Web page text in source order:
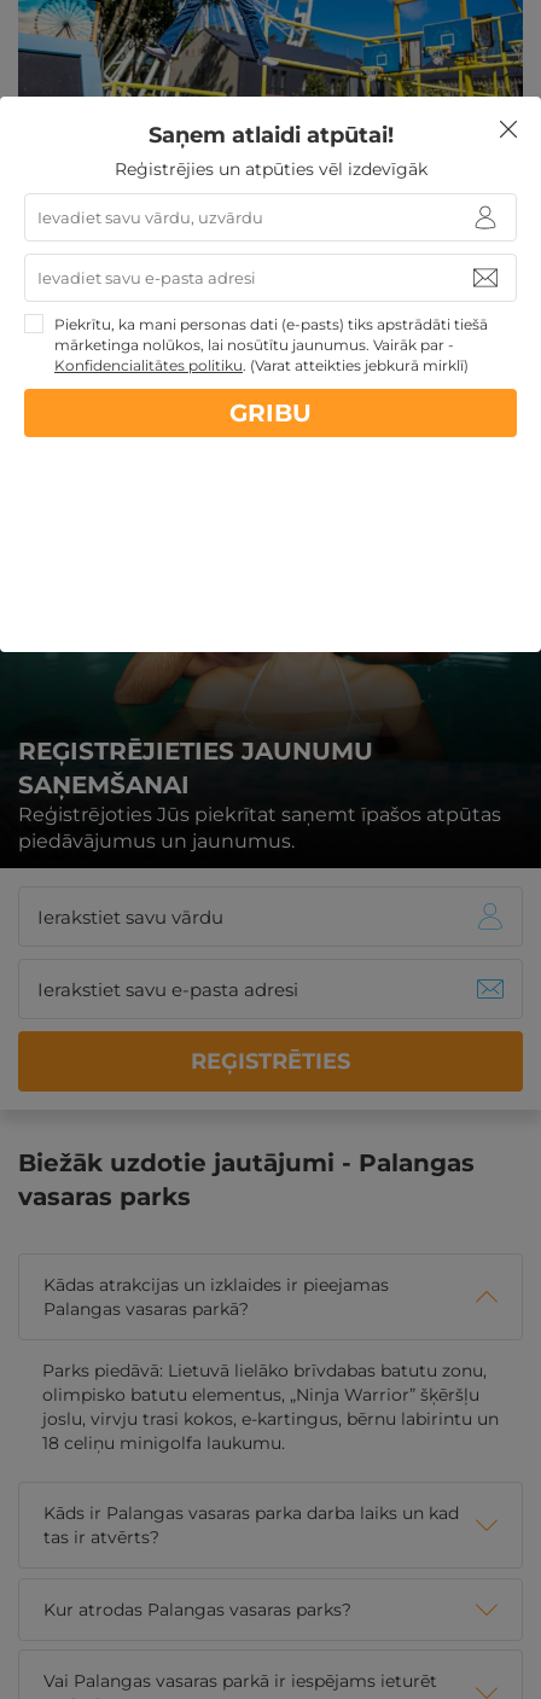
Izklaides Palangas vasaras parkā: batuti + ninja
Palangas vasaras parks
Ilgums: 1 st.
Batuti + ninja warrior
Aprīli-Septembrī
14€ GRIBU
REĢISTRĒJIETIES JAUNUMU
SAŅEMŠANAI
Reģistrējoties Jūs piekrītat saņemt īpašos atpūtas
piedāvājumus un jaunumus.
REĢISTRĒTIES
Biežāk uzdotie jautājumi - Palangas
vasaras parks
Kādas atrakcijas un izklaides ir pieejamas
Palangas vasaras parkā?
Parks piedāvā: Lietuvā lielāko brīvdabas batutu zonu,
olimpisko batutu elementus, „Ninja Warrior” šķēršļu
joslu, virvju trasi kokos, e-kartingus, bērnu labirintu un
18 celiņu minigolfa laukumu.
Kāds ir Palangas vasaras parka darba laiks un kad
tas ir atvērts?
Kur atrodas Palangas vasaras parks?
Vai Palangas vasaras parkā ir iespējams ieturēt
Saņem atlaidi atpūtai!
Reģistrējies un atpūties vēl izdevīgāk
Piekrītu, ka mani personas dati (e-pasts) tiks apstrādāti tiešā
mārketinga nolūkos, lai nosūtītu jaunumus. Vairāk par -
Konfidencialitātes politiku. (Varat atteikties jebkurā mirklī)
GRIBU